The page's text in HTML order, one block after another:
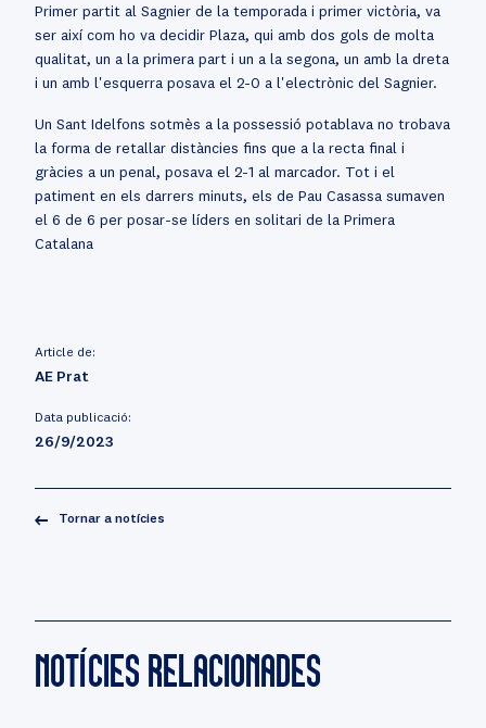
Primer partit al Sagnier de la temporada i primer victòria, va
ser així com ho va decidir Plaza, qui amb dos gols de molta
qualitat, un a la primera part i un a la segona, un amb la dreta
i un amb l'esquerra posava el 2-0 a l'electrònic del Sagnier.
Un Sant Idelfons sotmès a la possessió potablava no trobava
la forma de retallar distàncies fins que a la recta final i
gràcies a un penal, posava el 2-1 al marcador. Tot i el
patiment en els darrers minuts, els de Pau Casassa sumaven
el 6 de 6 per posar-se líders en solitari de la Primera
Catalana
Article de:
AE Prat
Data publicació:
26/9/2023
Tornar a notícies
NOTÍCIES RELACIONADES